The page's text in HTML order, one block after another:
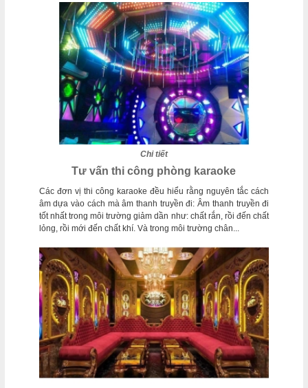
Chi tiết
Tư vấn thi công phòng karaoke
Các đơn vị thi công karaoke đều hiểu rằng nguyên tắc cách
âm dựa vào cách mà âm thanh truyền đi: Âm thanh truyền đi
tốt nhất trong môi trường giảm dần như: chất rắn, rồi đến chất
lỏng, rồi mới đến chất khí. Và trong môi trường chân...